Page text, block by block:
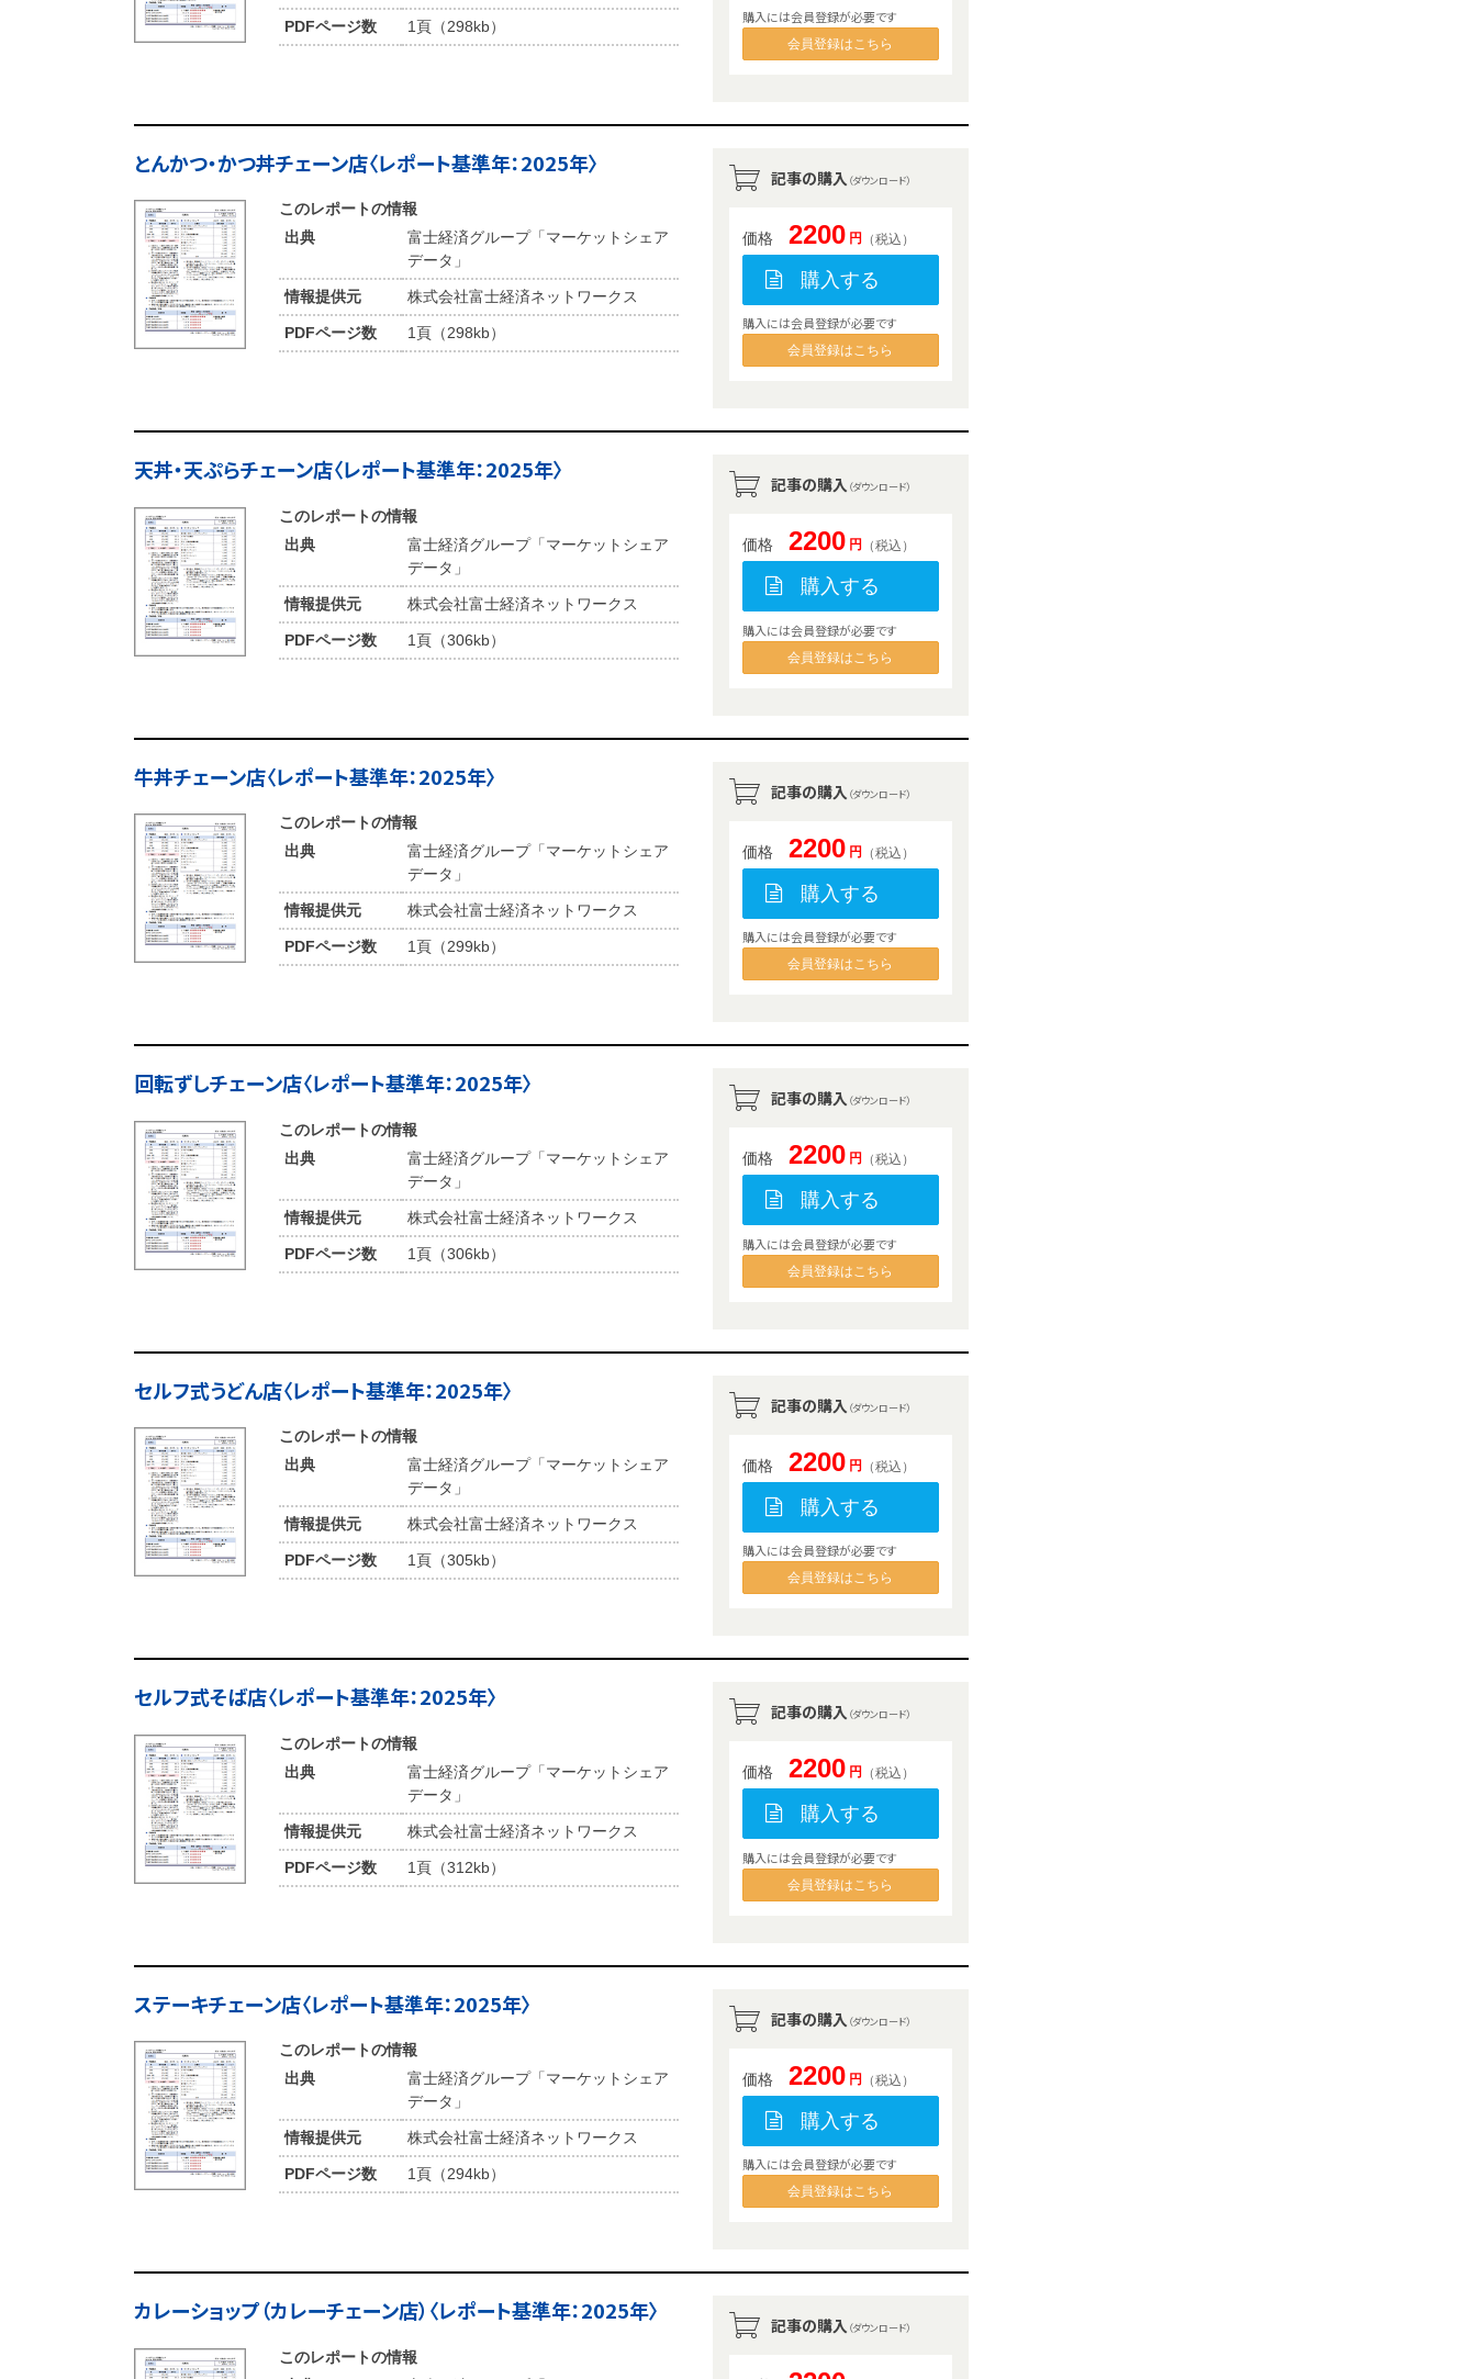
PDFページ数 1頁（298kb）
購入には会員登録が必要です
会員登録はこちら
とんかつ・かつ丼チェーン店〈レポート基準年：2025年〉
このレポートの情報
出典
富士経済グループ「マーケットシェア
データ」
情報提供元 株式会社富士経済ネットワークス
PDFページ数 1頁（298kb）
記事の購入 （ダウンロード）
価格 2200 円 （税込）
購入する
購入には会員登録が必要です
会員登録はこちら
天丼・天ぷらチェーン店〈レポート基準年：2025年〉
このレポートの情報
出典
富士経済グループ「マーケットシェア
データ」
情報提供元 株式会社富士経済ネットワークス
PDFページ数 1頁（306kb）
記事の購入 （ダウンロード）
価格 2200 円（税込）
購入する
購入には会員登録が必要です
会員登録はこちら
牛丼チェーン店〈レポート基準年：2025年〉
このレポートの情報
出典
富士経済グループ「マーケットシェア
データ」
情報提供元 株式会社富士経済ネットワークス
PDFページ数 1頁（299kb）
記事の購入 （ダウンロード）
価格 2200 円 （税込）
購入する
購入には会員登録が必要です
会員登録はこちら
回転ずしチェーン店〈レポート基準年：2025年〉
このレポートの情報
出典
富士経済グループ「マーケットシェア
データ」
情報提供元 株式会社富士経済ネットワークス
PDFページ数 1頁（306kb）
記事の購入 （ダウンロード）
価格 2200 円（税込）
購入する
購入には会員登録が必要です
会員登録はこちら
セルフ式うどん店〈レポート基準年：2025年〉
このレポートの情報
出典
富士経済グループ「マーケットシェア
データ」
情報提供元 株式会社富士経済ネットワークス
PDFページ数 1頁（305kb）
記事の購入 （ダウンロード）
価格 2200 円 （税込）
購入する
購入には会員登録が必要です
会員登録はこちら
セルフ式そば店〈レポート基準年：2025年〉
このレポートの情報
出典
富士経済グループ「マーケットシェア
データ」
情報提供元 株式会社富士経済ネットワークス
PDFページ数 1頁（312kb）
記事の購入 （ダウンロード）
価格 2200 円（税込）
購入する
購入には会員登録が必要です
会員登録はこちら
ステーキチェーン店〈レポート基準年：2025年〉
このレポートの情報
出典
富士経済グループ「マーケットシェア
データ」
情報提供元 株式会社富士経済ネットワークス
PDFページ数 1頁（294kb）
記事の購入 （ダウンロード）
価格 2200 円 （税込）
購入する
購入には会員登録が必要です
会員登録はこちら
カレーショップ（カレーチェーン店）〈レポート基準年：2025年〉
このレポートの情報
記事の購入 （ダウンロード）